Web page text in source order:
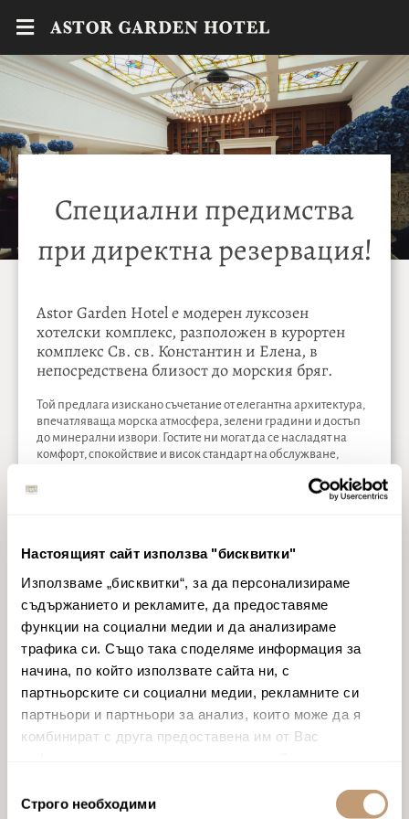
Настоящият сайт използва "бисквитки"
Използваме „бисквитки“, за да персонализираме
съдържанието и рекламите, да предоставяме
функции на социални медии и да анализираме
трафика си. Също така споделяме информация за
начина, по който използвате сайта ни, с
партньорските си социални медии, рекламните си
партньори и партньори за анализ, които може да я
комбинират с друга предоставена им от Вас
наСтрого необходими
Специални предимства
при директна резервация!
Astor Garden Hotel е модерен луксозен
хотелски комплекс, разположен в курортен
комплекс Св. св. Константин и Елена, в
непосредствена близост до морския бряг.
Той предлага изискано съчетание от елегантна архитектура,
впечатляваща морска атмосфера, зелени градини и достъп
до минерални извори. Гостите ни могат да се насладят на
комфорт, спокойствие и висок стандарт на обслужване,
Резервирайте директно през нашия уебсайт и
се възползвайте от следните предимства:
Безплатен достъп доСПА комплексаAQUAHOUSE
Thermal & Beach;
10% отстъпка в ресторантиMonty,LenaиKampai;
Безплатни чадъри и шезлонги на плаж Astor Garden.